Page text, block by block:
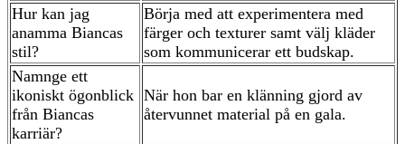
Hur kan jag
anamma Biancas
stil?
Börja med att experimentera med
färger och texturer samt välj kläder
som kommunicerar ett budskap.
Namnge ett
ikoniskt ögonblick
från Biancas
karriär?
När hon bar en klänning gjord av
återvunnet material på en gala.